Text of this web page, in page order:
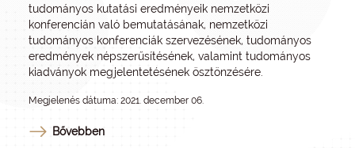
tudományos kutatási eredményeik nemzetközi
konferencián való bemutatásának, nemzetközi
tudományos konferenciák szervezésének, tudományos
eredmények népszerűsítésének, valamint tudományos
kiadványok megjelentetésének ösztönzésére.
Megjelenés dátuma: 2021. december 06.
Bővebben